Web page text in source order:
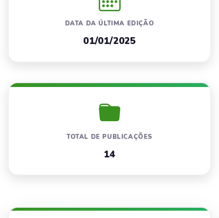
DATA DA ÚLTIMA EDIÇÃO
01/01/2025
TOTAL DE PUBLICAÇÕES
14